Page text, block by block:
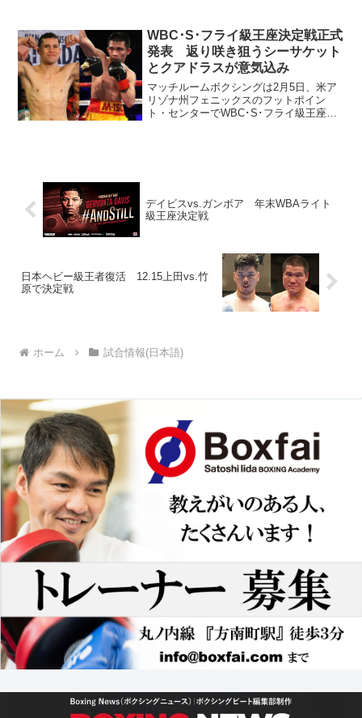
地拳四朗、井上尚弥、重岡優大 S･バン
タム級はWBC&WB...
WBC･S･フライ級王座決定戦正式
発表 返り咲き狙うシーサケット
とクアドラスが意気込み
マッチルームボクシングは2月5日、米ア
リゾナ州フェニックスのフットポイン
ト・センターでWBC･S･フライ級王座決
デイビスvs.ガンボア 年末WBAライト
級王座決定戦
日本ヘビー級王者復活 12.15上田vs.竹
原で決定戦
ホーム 試合情報(日本語)